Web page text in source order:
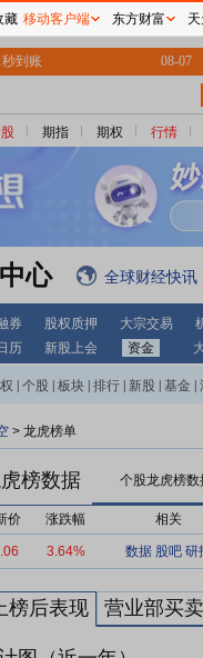
期指 期权 行情
心 全球财经快讯
券 股权质押 大宗交易
历 新股上会 资金
个股 板块 排行 新股 基金
> 龙虎榜单
榜数据 个股龙虎榜数
价 涨跌幅 相关
3.64% 数据 股吧 研
榜后表现 营业部买
藏 移动客户端 东方财富